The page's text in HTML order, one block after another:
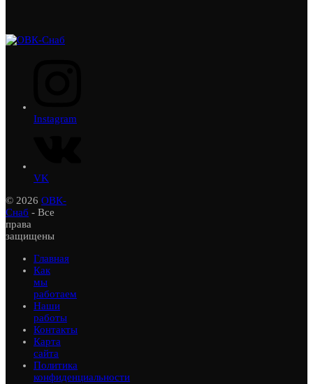
Instagram
VK
© 2026 ОВК-
Снаб - Все
права
защищены
Главная
Как
мы
работаем
Наши
работы
Контакты
Карта
сайта
Политика
конфиденциальности